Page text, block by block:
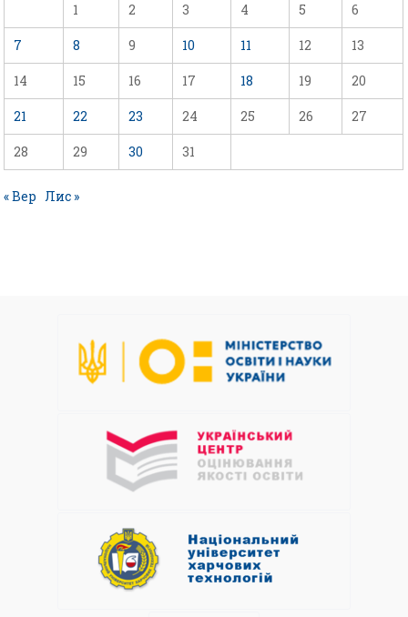
1 2 3 4 5 6
7 8 9 10 11 12 13
14 15 16 17 18 19 20
21 22 23 24 25 26 27
28 29 30 31
« Вер Лис »